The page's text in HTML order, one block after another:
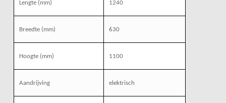
Lengte (mm) 1240
Breedte (mm) 630
Hoogte (mm) 1100
Aandrijving elektrisch